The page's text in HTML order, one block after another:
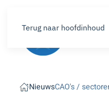
Terug naar hoofdinhoud
NieuwsCAO's /